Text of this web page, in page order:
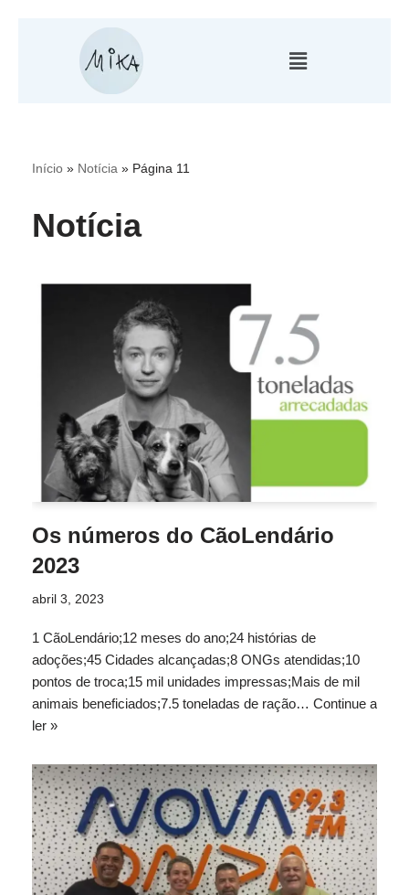
Início » Notícia » Página 11
Notícia
Os números do CãoLendário
2023
abril 3, 2023
1 CãoLendário;12 meses do ano;24 histórias de
adoções;45 Cidades alcançadas;8 ONGs atendidas;10
pontos de troca;15 mil unidades impressas;Mais de mil
animais beneficiados;7.5 toneladas de ração… Continue a
ler »